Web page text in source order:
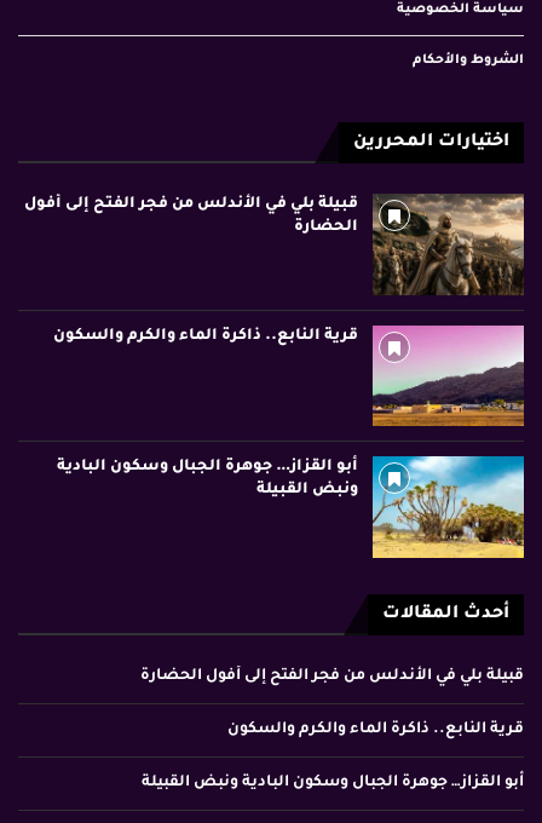
سياسة الخصوصية
الشروط والأحكام
اختيارات المحررين
قبيلة بلي في الأندلس من فجر الفتح إلى أفول
الحضارة
قرية النابع.. ذاكرة الماء والكرم والسكون
أبو القزاز… جوهرة الجبال وسكون البادية
ونبض القبيلة
أحدث المقالات
قبيلة بلي في الأندلس من فجر الفتح إلى أفول الحضارة
قرية النابع.. ذاكرة الماء والكرم والسكون
أبو القزاز… جوهرة الجبال وسكون البادية ونبض القبيلة